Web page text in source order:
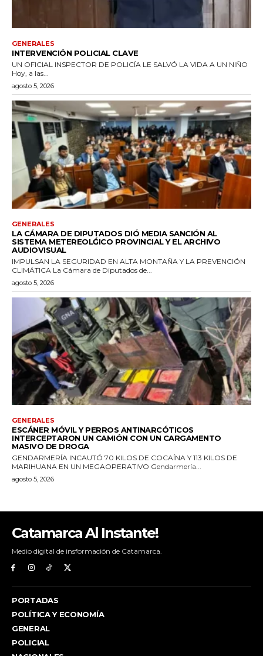
Catamarca Al Instante!
Medio digital de insformación de Catamarca.
PORTADAS
POLÍTICA Y ECONOMÍA
GENERAL
POLICIAL